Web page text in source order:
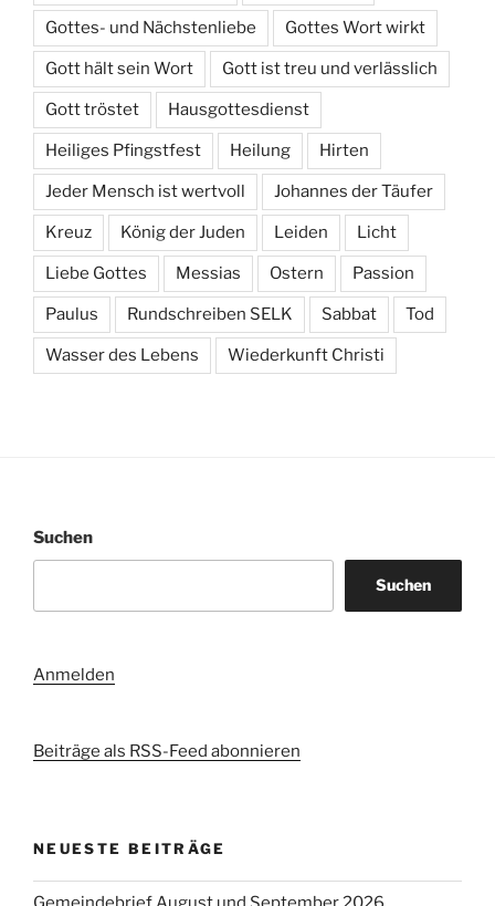
Gottes- und Nächstenliebe Gottes Wort wirkt
Gott hält sein Wort Gott ist treu und verlässlich
Gott tröstet Hausgottesdienst
Heiliges Pfingstfest Heilung Hirten
Jeder Mensch ist wertvoll Johannes der Täufer
Kreuz König der Juden Leiden Licht
Liebe Gottes Messias Ostern Passion
Paulus Rundschreiben SELK Sabbat Tod
Wasser des Lebens Wiederkunft Christi
Suchen
Suchen
Anmelden
Beiträge als RSS-Feed abonnieren
NEUESTE BEITRÄGE